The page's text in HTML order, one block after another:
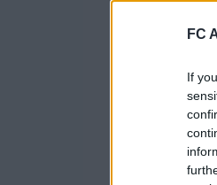
FC
If